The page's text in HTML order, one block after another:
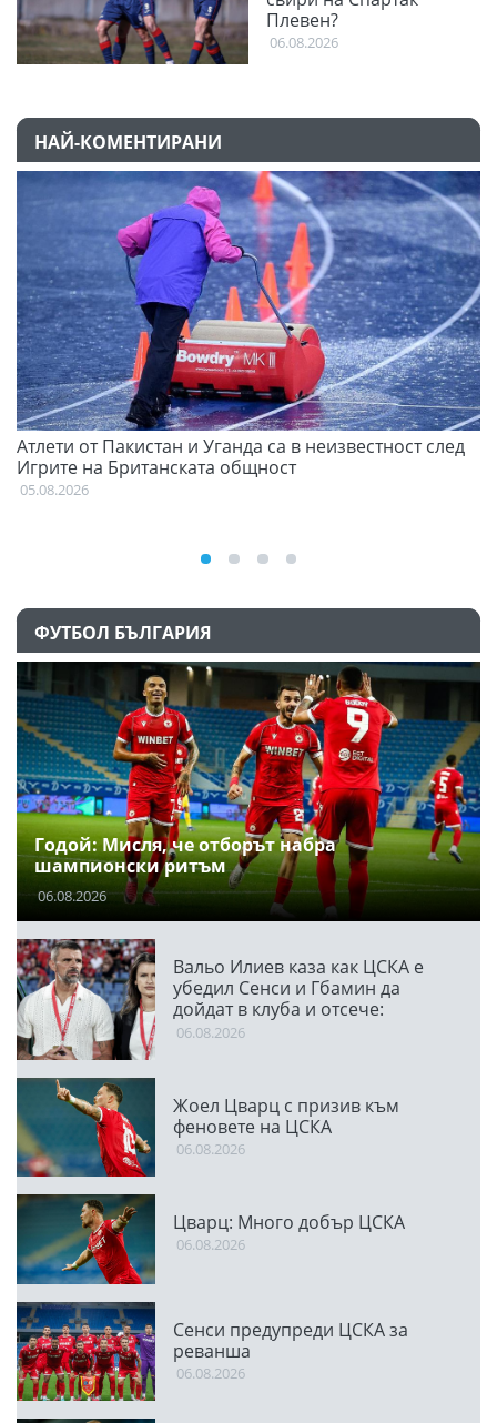
Плевен?
06.08.2026
НАЙ-КОМЕНТИРАНИ
Атлети от Пакистан и Уганда са в неизвестност след
Игрите на Британската общност
05.08.2026
ФУТБОЛ БЪЛГАРИЯ
Годой: Мисля, че отборът набра
шампионски ритъм
06.08.2026
Вальо Илиев каза как ЦСКА е
убедил Сенси и Гбамин да
дойдат в клуба и отсече:
Направихме изключителен
06.08.2026
Жоел Цварц с призив към
феновете на ЦСКА
06.08.2026
Цварц: Много добър ЦСКА
06.08.2026
Сенси предупреди ЦСКА за
реванша
06.08.2026